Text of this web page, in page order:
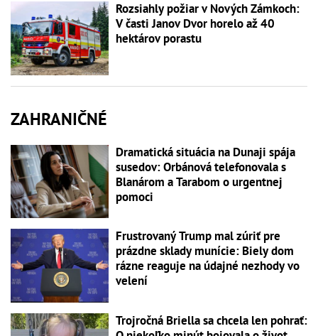
Rozsiahly požiar v Nových Zámkoch:
V časti Janov Dvor horelo až 40
hektárov porastu
ZAHRANIČNÉ
Dramatická situácia na Dunaji spája
susedov: Orbánová telefonovala s
Blanárom a Tarabom o urgentnej
pomoci
Frustrovaný Trump mal zúriť pre
prázdne sklady munície: Biely dom
rázne reaguje na údajné nezhody vo
velení
Trojročná Briella sa chcela len pohrať: